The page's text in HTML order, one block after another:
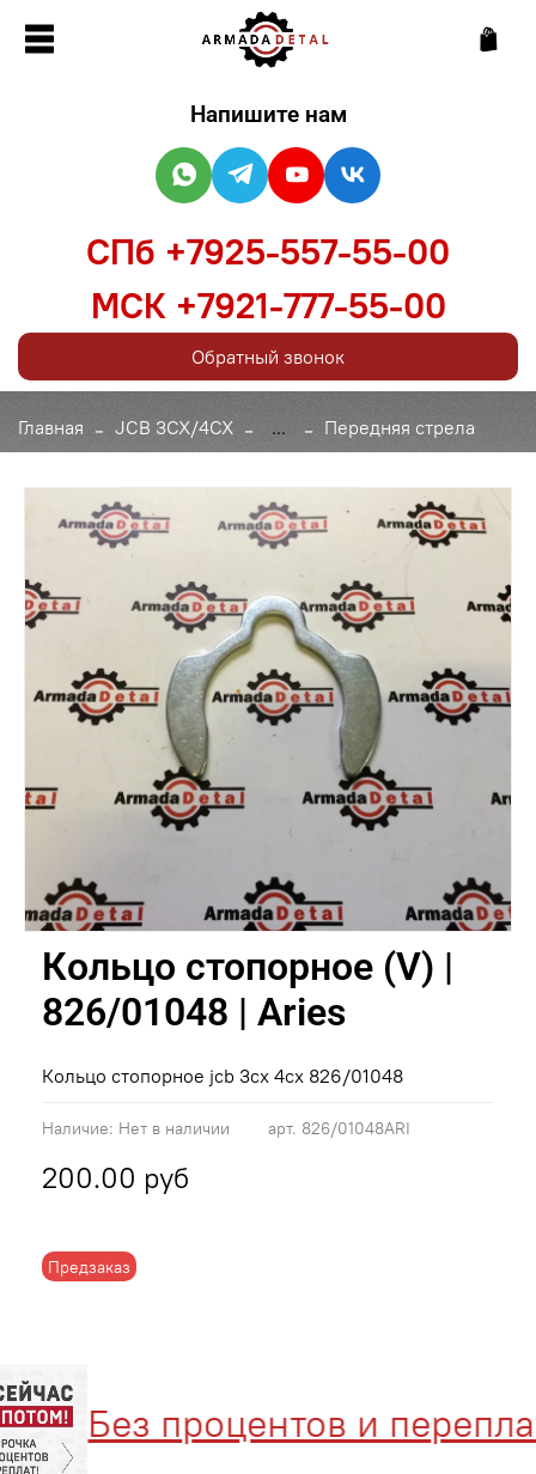
Главная JCB 3CX/4CX ... Передняя стрела
арт. 826/01048ARI
Наличие: Нет в наличии
Предзаказ
Кольцо стопорное (V) |
826/01048 | Aries
200.00 руб
Кольцо стопорное jcb 3cx 4cx 826/01048
Без процентов и переплат
Напишите нам
СПб +7925-557-55-00
МСК +7921-777-55-00
Обратный звонок